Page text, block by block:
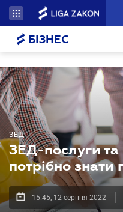
БІЗНЕС
ЗЕД
ЗЕД-послуги
потрібно знати
15.45, 12 серпня 2022